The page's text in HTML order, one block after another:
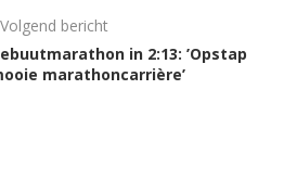
Volgend bericht
in 2:13: ’Opstap
marathoncarrière’